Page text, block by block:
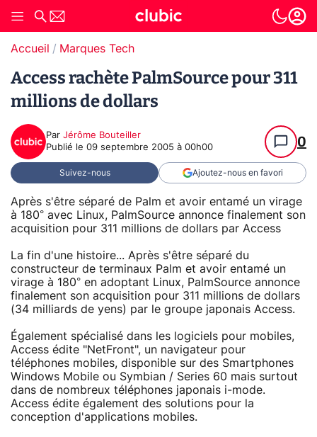
Accueil Marques Tech
Access rachète PalmSource pour 311
millions de dollars
Par Jérôme Bouteiller
Publié le 09 septembre 2005 à 00h00 0
Suivez-nous Ajoutez-nous en favori
Après s'être séparé de Palm et avoir entamé un virage
à 180° avec Linux, PalmSource annonce finalement son
acquisition pour 311 millions de dollars par Access
La fin d'une histoire... Après s'être séparé du
constructeur de terminaux Palm et avoir entamé un
virage à 180° en adoptant Linux, PalmSource annonce
finalement son acquisition pour 311 millions de dollars
(34 milliards de yens) par le groupe japonais Access.
Également spécialisé dans les logiciels pour mobiles,
Access édite "NetFront", un navigateur pour
téléphones mobiles, disponible sur des Smartphones
Windows Mobile ou Symbian / Series 60 mais surtout
dans de nombreux téléphones japonais i-mode.
Access édite également des solutions pour la
conception d'applications mobiles.